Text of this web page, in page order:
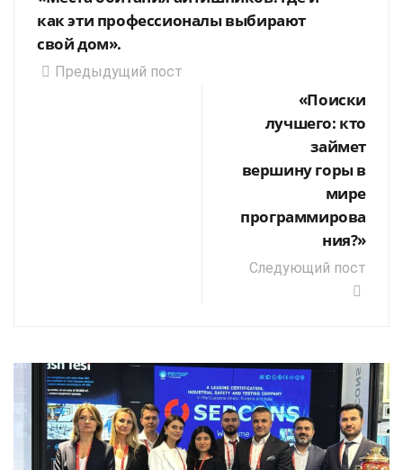
как эти профессионалы выбирают
свой дом».
Предыдущий пост
«Поиски
лучшего: кто
займет
вершину горы в
мире
программирова
ния?»
Следующий пост